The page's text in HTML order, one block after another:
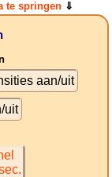
te springen⇓
aan/uit
uit